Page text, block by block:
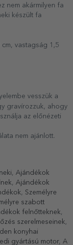
nem akármilyen fa
készült fa
vastagság 1,5
vesszük a
gravírozzuk, ahogy
az előnézeti
nem ajánlott.
, Ajándékok
, Ajándékok
, Személyre
szabott
felnőtteknek,
szerelmeseinek,
konyhai
gyártású motor, A